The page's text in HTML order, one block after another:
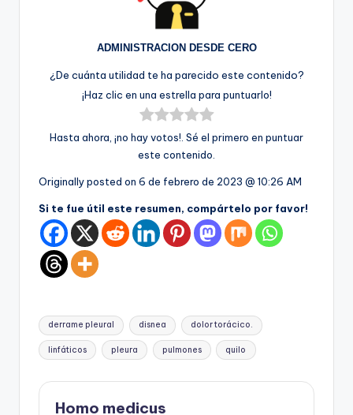
ADMINISTRACION DESDE CERO
¿De cuánta utilidad te ha parecido este contenido?
¡Haz clic en una estrella para puntuarlo!
Hasta ahora, ¡no hay votos!. Sé el primero en puntuar
este contenido.
Originally posted on 6 de febrero de 2023 @ 10:26 AM
Si te fue útil este resumen, compártelo por favor!
Etiquetas:
derrame pleural disnea dolor torácico.
linfáticos pleura pulmones quilo
Homo medicus